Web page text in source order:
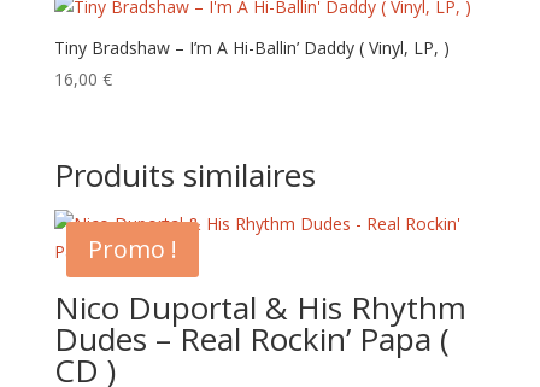
Tiny Bradshaw – I’m A Hi-Ballin’ Daddy ( Vinyl, LP, )
16,00 €
Produits similaires
Promo !
Nico Duportal & His Rhythm
Dudes – Real Rockin’ Papa (
CD )